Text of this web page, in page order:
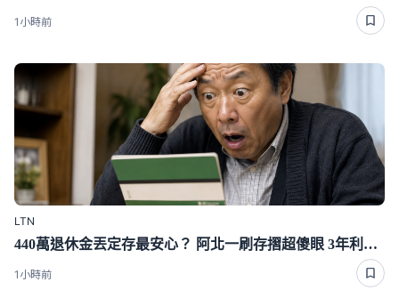
1小時前
LTN
440萬退休金丟定存最安心？ 阿北一刷存摺超傻眼 3年利息僅1千多
1小時前